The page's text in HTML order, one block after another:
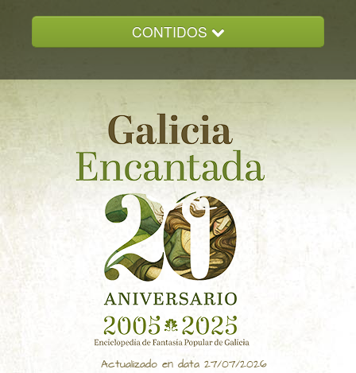
CONTIDOS
GALICIA ENCANTADA
DOCUMENTACION
NOVAS
CONTACTO
Actualizado en data 27/07/2026